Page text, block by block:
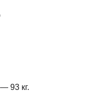
93 кг.